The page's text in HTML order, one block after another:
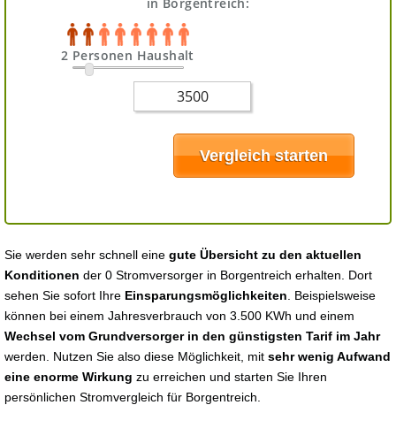
2 Personen Haushalt
Sie werden sehr schnell eine gute Übersicht zu den aktuellen
Konditionen der 0 Stromversorger in Borgentreich erhalten. Dort
sehen Sie sofort Ihre Einsparungsmöglichkeiten . Beispielsweise
können bei einem Jahresverbrauch von 3.500 KWh und einem
Wechsel vom Grundversorger in den günstigsten Tarif im Jahr
werden. Nutzen Sie also diese Möglichkeit, mit sehr wenig Aufwand
eine enorme Wirkung zu erreichen und starten Sie Ihren
persönlichen Stromvergleich für Borgentreich.